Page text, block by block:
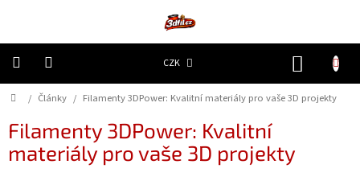
CZK
Filamenty
Domů
/ Články / Filamenty 3DPower: Kvalitní materiály pro vaše 3D projekty
Filamenty 3DPower: Kvalitní
materiály pro vaše 3D projekty